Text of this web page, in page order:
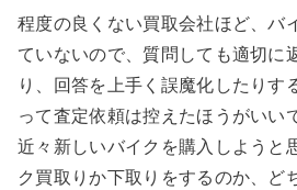
程度の良くない買取会社ほど、バ
ていないので、質問しても適切に
り、回答を上手く誤魔化したりす
って査定依頼は控えたほうがいい
近々新しいバイクを購入しようと
ク買取りか下取りをするのか、ど